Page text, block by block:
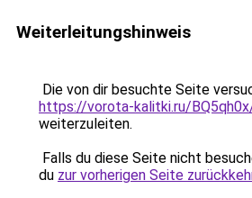
Weiterleitungshinweis
Die von dir besuchte Seite
https://vorota-kalitki.ru/
weiterzuleiten.
Falls du diese Seite nicht
du zur vorherigen Seite